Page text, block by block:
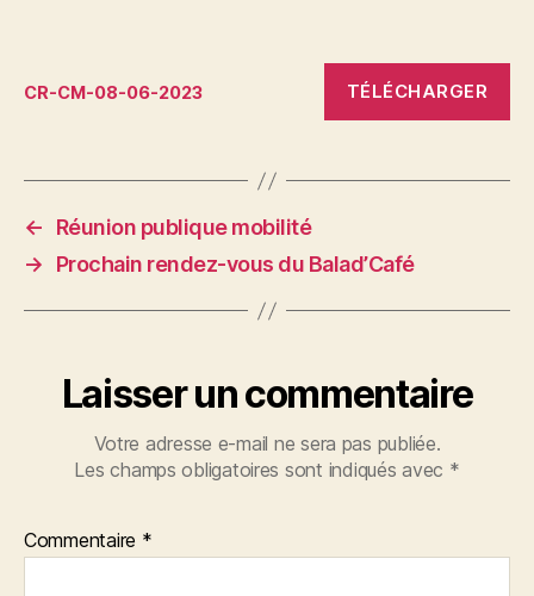
CR-CM-08-06-2023 TÉLÉCHARGER
←
Réunion publique mobilité
→
Prochain rendez-vous du Balad’Café
Laisser un commentaire
Votre adresse e-mail ne sera pas publiée.
Les champs obligatoires sont indiqués avec *
Commentaire *